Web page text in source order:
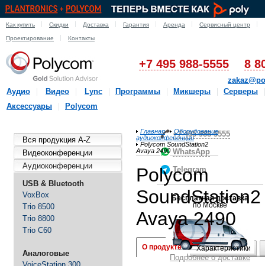
Как купить Скидки Доставка Гарантия Аренда Сервисный центр
Проектирование Контакты
+7 495 988-5555 8
Аудио
Видео Lync Программы Микшеры
Серверы
Аксессуары
Polycom
Вся продукция A-Z
Видеоконференции
Аудиоконференции
USB & Bluetooth
VoxBox
Trio 8500
Trio 8800
Trio C60
Аналоговые
+7-495-988-5555
WhatsApp
Telegram
Бесплатная доставка
по Москве
Подробнее о доставке
Главная
Оборудование
аудиоконференции
Polycom SoundStation2
Avaya 2490
Polycom
SoundStation2
Avaya 2490
О продукте Характеристики